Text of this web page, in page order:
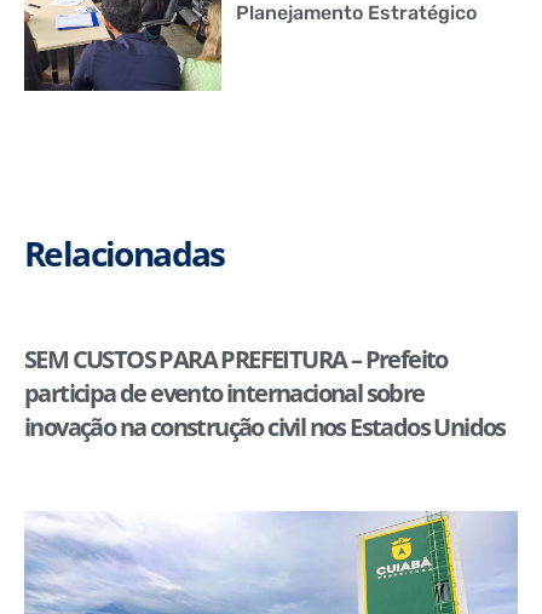
Planejamento Estratégico
Relacionadas
SEM CUSTOS PARA PREFEITURA – Prefeito
participa de evento internacional sobre
inovação na construção civil nos Estados Unidos